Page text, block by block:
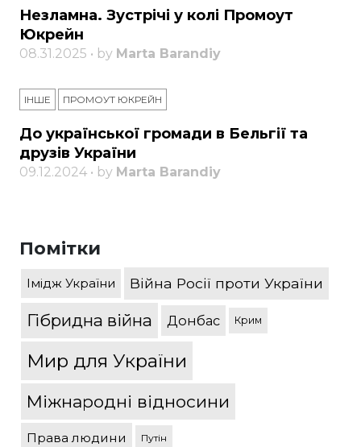
Незламна. Зустрічі у колі Промоут
Юкрейн
08.31.2025 • by Marta Barandiy
ІНШЕ ПРОМОУТ ЮКРЕЙН
До української громади в Бельгії та
друзів України
09.12.2024 • by Marta Barandiy
Помітки
Імідж України Війна Росії проти України
Гібридна війна Донбас Крим
Мир для України
Міжнародні відносини
Права людини Путін